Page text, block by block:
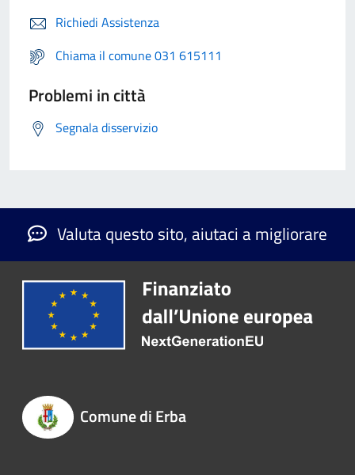
Richiedi Assistenza
Chiama il comune 031 615111
Problemi in città
Segnala disservizio
Valuta questo sito, aiutaci a migliorare
Comune di Erba